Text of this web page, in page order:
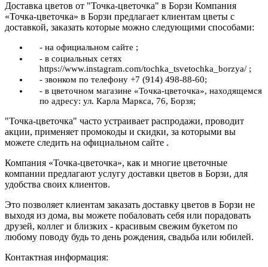
Доставка цветов от "Точка-цветочка" в Борзи Компания
«Точка-цветочка» в Борзи предлагает клиентам цветы с
доставкой, заказать которые можно следующими способами:
- на официальном сайте ;
- в социальных сетях
https://www.instagram.com/tochka_tsvetochka_borzya/ ;
- звонком по телефону +7 (914) 498-88-60;
- в цветочном магазине «Точка-цветочка», находящемся
по адресу: ул. Карла Маркса, 76, Борзя;
"Точка-цветочка" часто устраивает распродажи, проводит
акции, применяет промокоды и скидки, за которыми вы
можете следить на официальном сайте .
Компания «Точка-цветочка», как и многие цветочные
компании предлагают услугу доставки цветов в Борзи, для
удобства своих клиентов.
Это позволяет клиентам заказать доставку цветов в Борзи не
выходя из дома, вы можете побаловать себя или порадовать
друзей, коллег и близких - красивым свежим букетом по
любому поводу будь то день рождения, свадьба или юбилей.
Контактная информация: